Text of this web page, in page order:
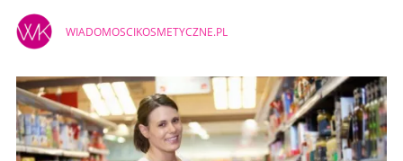
WIADOMOSCIKOSMETYCZNE.PL